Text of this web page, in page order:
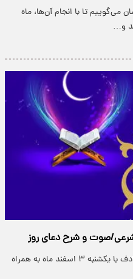
می‌گوییم تا با انجام آن‌ها، ماه
و…
شرعی/صوت و شرح دعای روز
دعای چهارمین روز ماه مبارک رمضان مصادف با یکشنبه ۳ اسفند ماه به همراه